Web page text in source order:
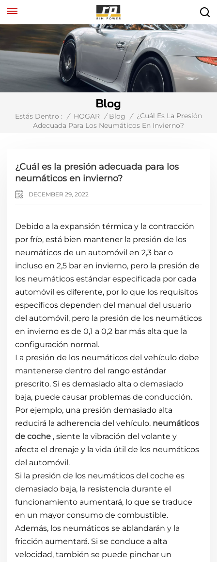
Blog
Estás Dentro : / HOGAR / Blog / ¿Cuál Es La Presión
Adecuada Para Los Neumáticos En Invierno?
¿Cuál es la presión adecuada para los
neumáticos en invierno?
DECEMBER 29, 2022
Debido a la expansión térmica y la contracción
por frío, está bien mantener la presión de los
neumáticos de un automóvil en 2,3 bar o
incluso en 2,5 bar en invierno, pero la presión de
los neumáticos estándar especificada por cada
automóvil es diferente, por lo que los requisitos
específicos dependen del manual del usuario
del automóvil, pero la presión de los neumáticos
en invierno es de 0,1 a 0,2 bar más alta que la
configuración normal.
La presión de los neumáticos del vehículo debe
mantenerse dentro del rango estándar
prescrito. Si es demasiado alta o demasiado
baja, puede causar problemas de conducción.
Por ejemplo, una presión demasiado alta
reducirá la adherencia del vehículo. neumáticos
de coche , siente la vibración del volante y
afecta el drenaje y la vida útil de los neumáticos
del automóvil.
Si la presión de los neumáticos del coche es
demasiado baja, la resistencia durante el
funcionamiento aumentará, lo que se traduce
en un mayor consumo de combustible.
Además, los neumáticos se ablandarán y la
fricción aumentará. Si se conduce a alta
velocidad, también se puede pinchar un